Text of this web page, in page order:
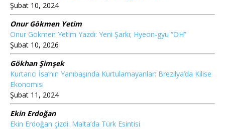
Şubat 10, 2024
Onur Gökmen Yetim
Onur Gökmen Yetim Yazdı: Yeni Şarkı; Hyeon-gyu “OH”
Şubat 10, 2026
Gökhan Şimşek
Kurtarıcı İsa’nın Yanıbaşında Kurtulamayanlar: Brezilya’da Kilise
Ekonomisi
Şubat 11, 2024
Ekin Erdoğan
Ekin Erdoğan çizdi: Malta’da Türk Esintisi